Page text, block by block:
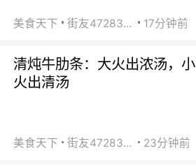
美食天下 街友472838572 17分钟前
清炖牛肋条：大火出浓汤，小
火出清汤
美食天下 街友472838572 23分钟前